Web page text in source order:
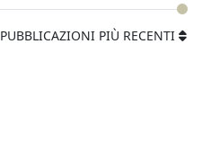
PUBBLICAZIONI PIÙ RECENTI